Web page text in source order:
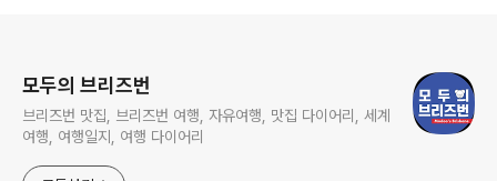
모두의 브리즈번
브리즈번 맛집, 브리즈번 여행, 자유여행, 맛집 다이어리, 세계
여행, 여행일지, 여행 다이어리